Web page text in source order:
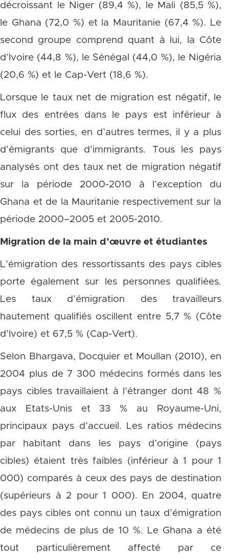
décroissant le Niger (89,4 %), le Mali (85,5 %),
le Ghana (72,0 %) et la Mauritanie (67,4 %). Le
second groupe comprend quant à lui, la Côte
d’Ivoire (44,8 %), le Sénégal (44,0 %), le Nigéria
(20,6 %) et le Cap-Vert (18,6 %).
Lorsque le taux net de migration est négatif, le
flux des entrées dans le pays est inférieur à
celui des sorties, en d’autres termes, il y a plus
d’émigrants que d’immigrants. Tous les pays
analysés ont des taux net de migration négatif
sur la période 2000-2010 à l’exception du
Ghana et de la Mauritanie respectivement sur la
période 2000–2005 et 2005-2010.
Migration de la main d’œuvre et étudiantes
L’émigration des ressortissants des pays cibles
porte également sur les personnes qualifiées.
Les taux d’émigration des travailleurs
hautement qualifiés oscillent entre 5,7 % (Côte
d’Ivoire) et 67,5 % (Cap-Vert).
Selon Bhargava, Docquier et Moullan (2010), en
2004 plus de 7 300 médecins formés dans les
pays cibles travaillaient à l’étranger dont 48 %
aux Etats-Unis et 33 % au Royaume-Uni,
principaux pays d’accueil. Les ratios médecins
par habitant dans les pays d’origine (pays
cibles) étaient très faibles (inférieur à 1 pour 1
000) comparés à ceux des pays de destination
(supérieurs à 2 pour 1 000). En 2004, quatre
des pays cibles ont connu un taux d’émigration
de médecins de plus de 10 %. Le Ghana a été
tout particulièrement affecté par ce